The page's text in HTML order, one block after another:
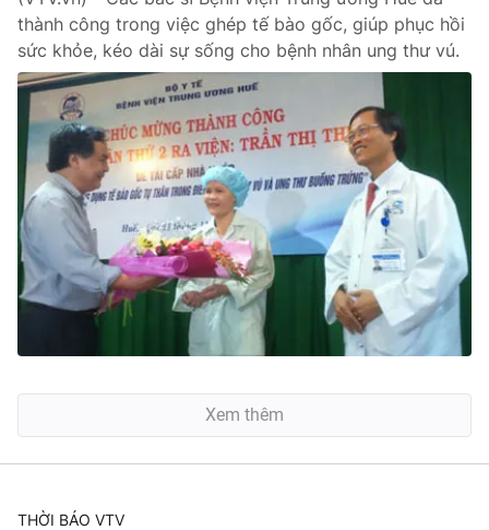
thành công trong việc ghép tế bào gốc, giúp phục hồi
sức khỏe, kéo dài sự sống cho bệnh nhân ung thư vú.
Xem thêm
THỜI BÁO VTV